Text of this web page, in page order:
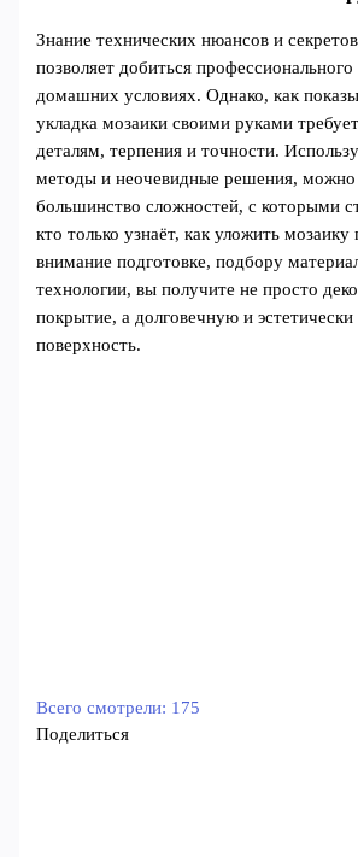
Знание технических нюансов и
позволяет добиться профессионального
домашних условиях. Однако, как
укладка мозаики своими руками
деталям, терпения и точности.
методы и неочевидные решения, можно
большинство сложностей, с которыми
кто только узнаёт, как уложить
внимание подготовке, подбору
технологии, вы получите не просто
покрытие, а долговечную и
поверхность.
Всего смотрели: 175
Поделиться